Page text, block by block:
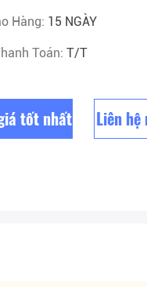
Hàng: 15 NGÀY
Toán: T/T
tốt nhất Liên